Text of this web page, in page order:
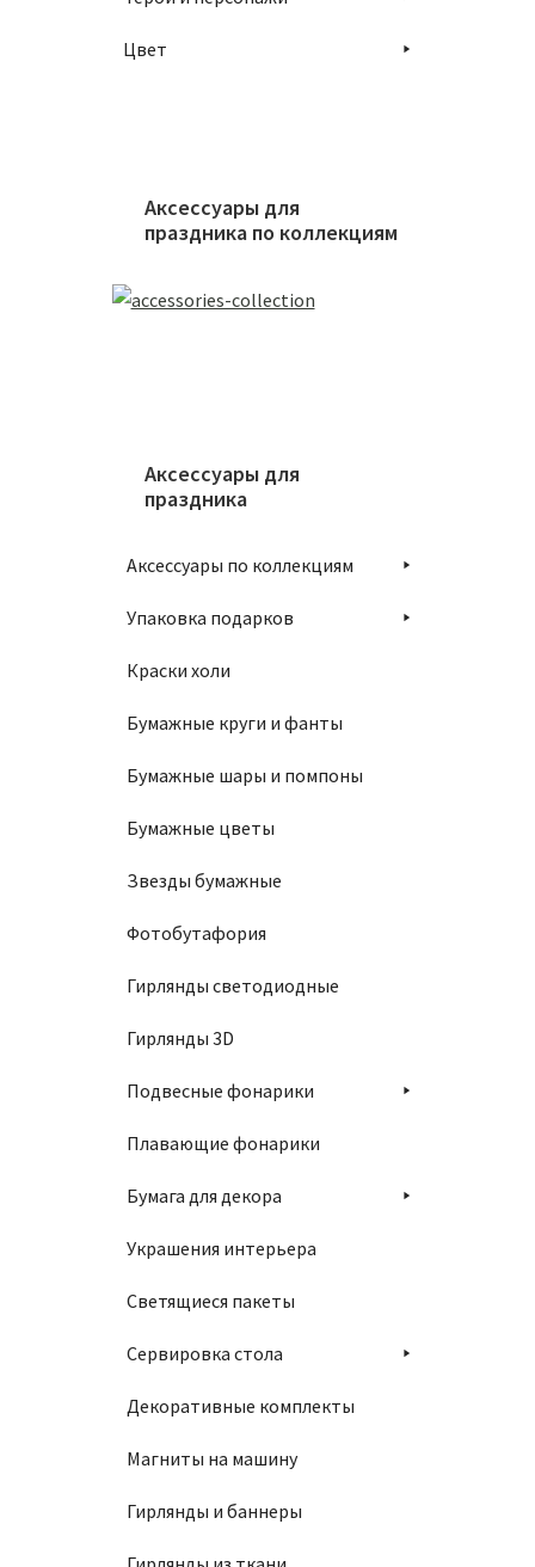
Цвет
Аксессуары для
праздника по коллекциям
Аксессуары для
праздника
Аксессуары по коллекциям
Упаковка подарков
Краски холи
Бумажные круги и фанты
Бумажные шары и помпоны
Бумажные цветы
Звезды бумажные
Фотобутафория
Гирлянды светодиодные
Гирлянды 3D
Подвесные фонарики
Плавающие фонарики
Бумага для декора
Украшения интерьера
Светящиеся пакеты
Сервировка стола
Декоративные комплекты
Магниты на машину
Гирлянды и баннеры